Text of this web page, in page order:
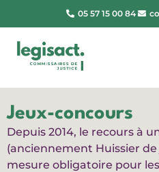
05 57 15 00 84
Jeux-concours
Depuis 2014, le recours à
(anciennement Huissier de
mesure obligatoire pour